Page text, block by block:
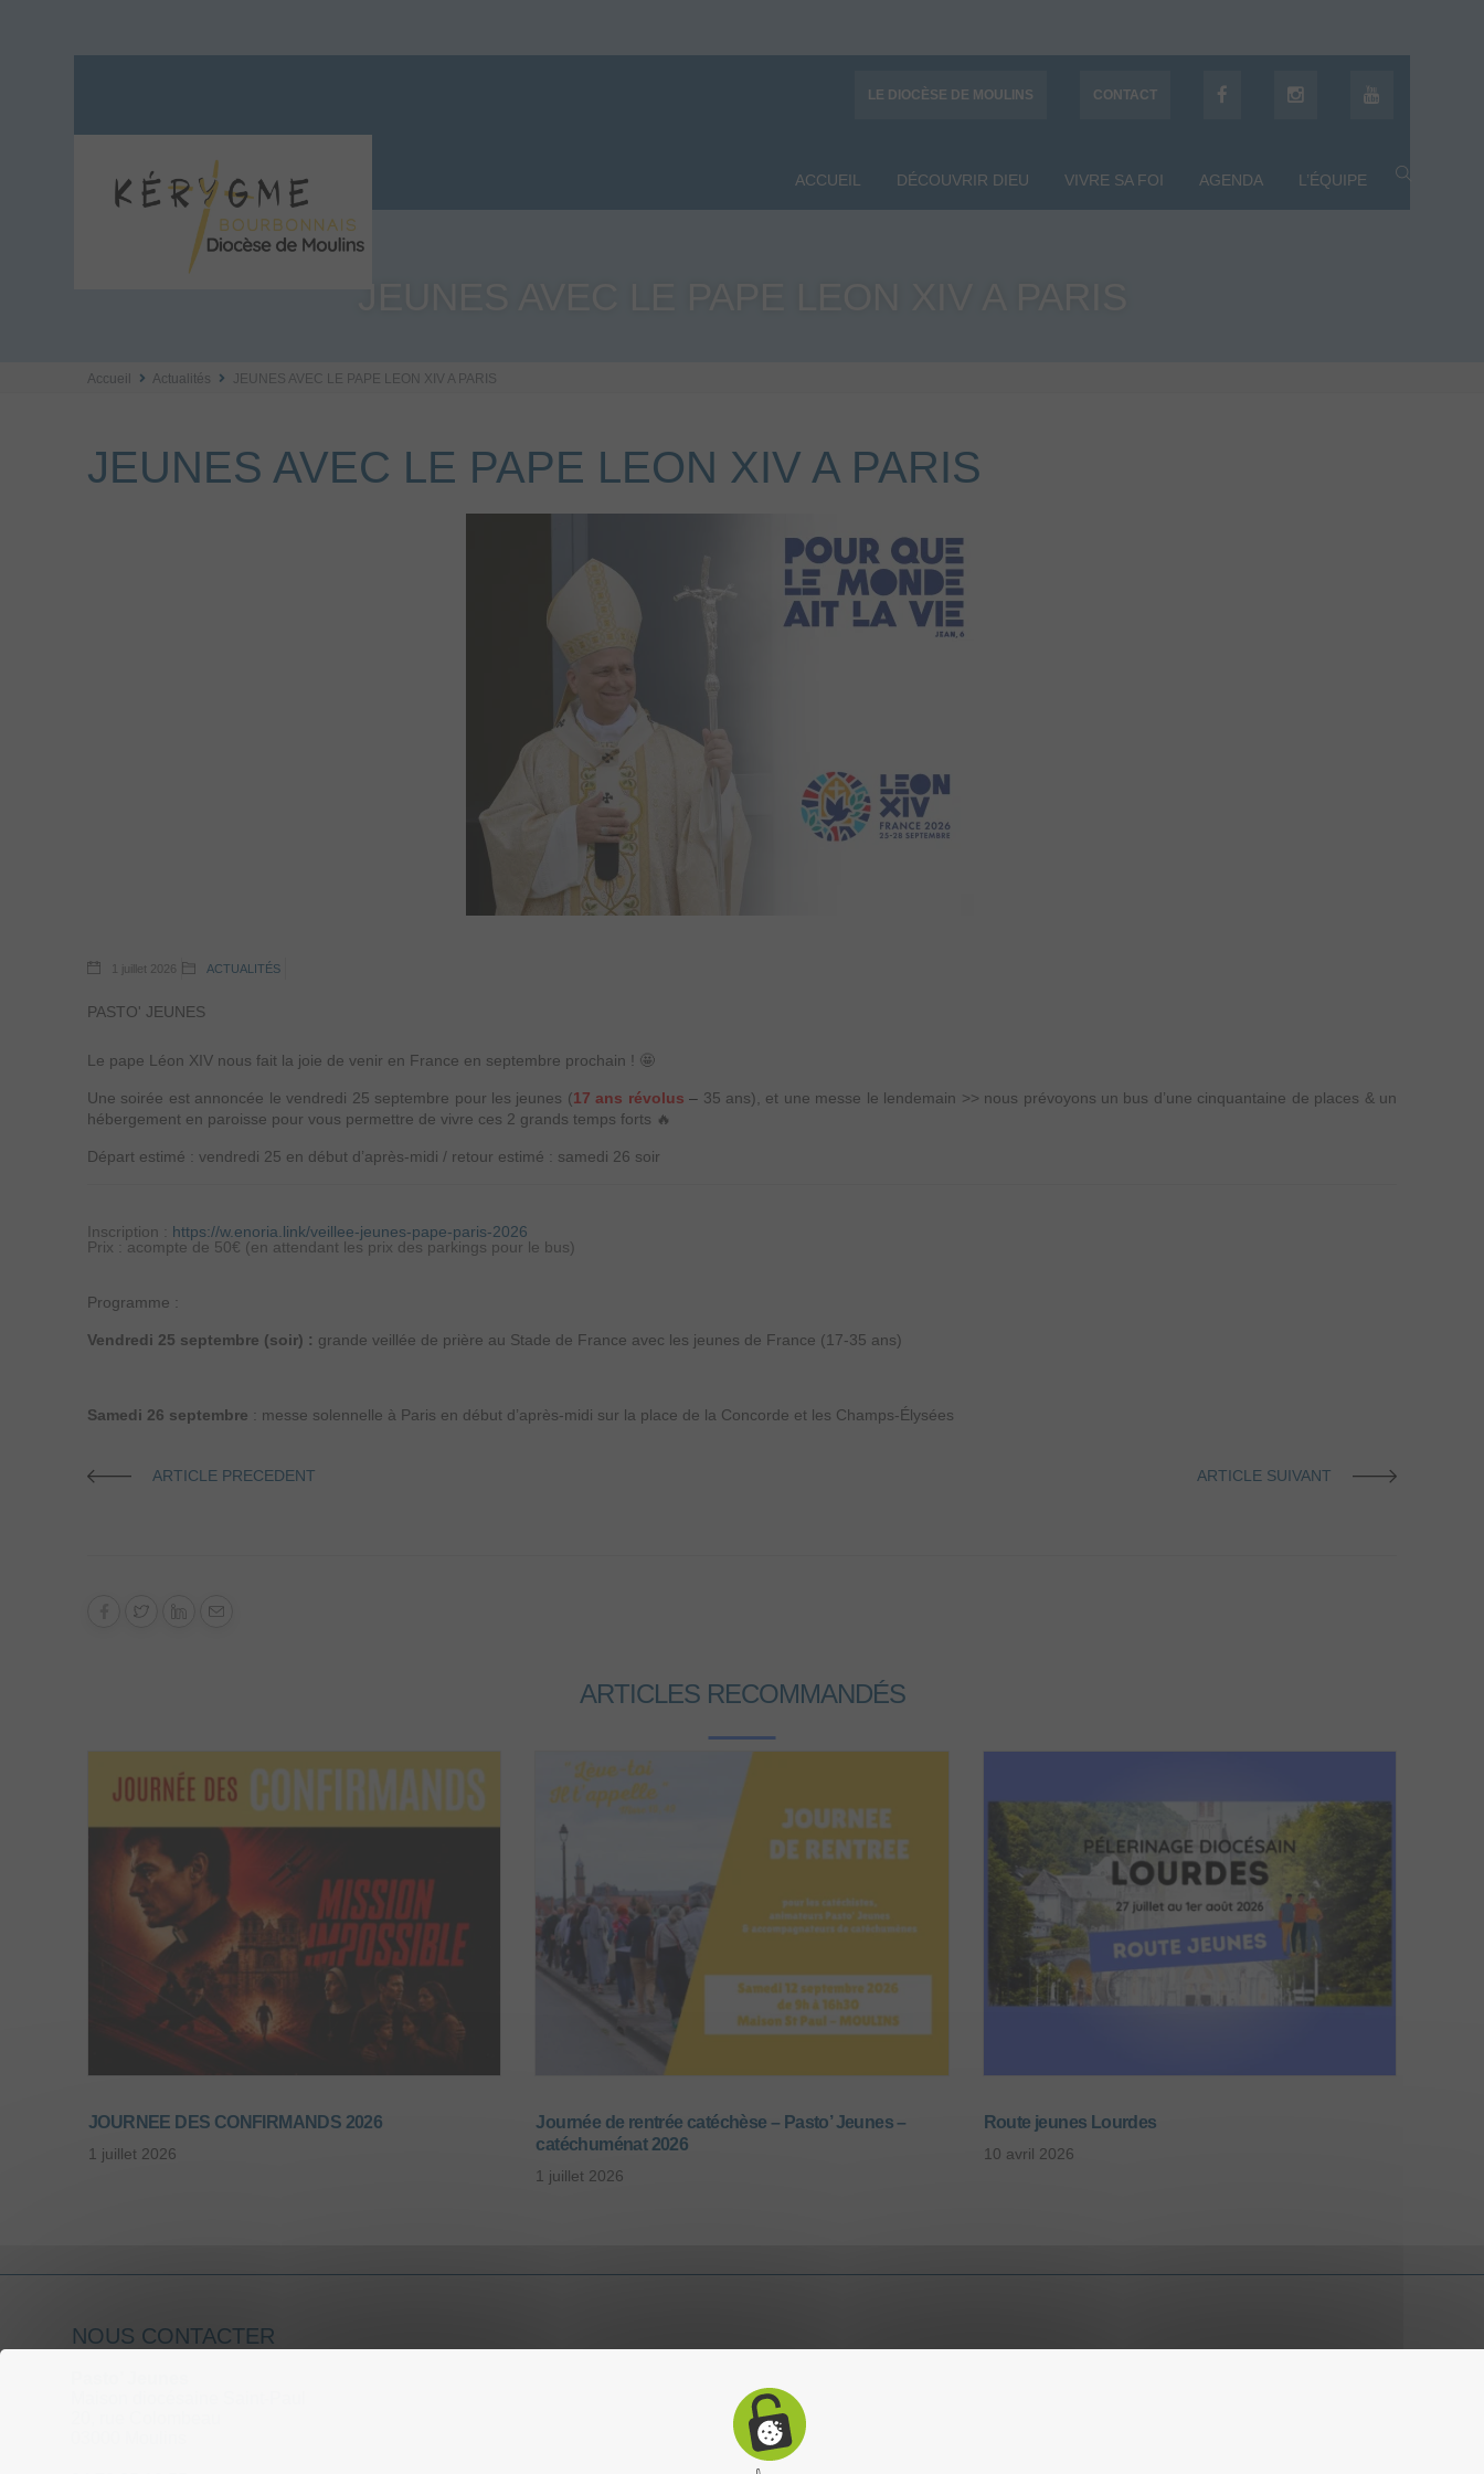
LE DIOCÈSE DE MOULINS CONTACT
ACCUEIL DÉCOUVRIR DIEU VIVRE SA FOI AGENDA L’ÉQUIPE
Accueil Actualités JEUNES AVEC LE PAPE LEON XIV A PARIS
JEUNES AVEC LE PAPE LEON XIV A PARIS
1 juillet 2026 ACTUALITÉS
PASTO' JEUNES
Le pape Léon XIV nous fait la joie de venir en France en septembre prochain ! 🤩
Une soirée est annoncée le vendredi 25 septembre pour les jeunes (17 ans révolus – 35 ans), et une messe le lendemain >> nous prévoyons un bus d’une cinquantaine de places & un
hébergement en paroisse pour vous permettre de vivre ces 2 grands temps forts 🔥
Départ estimé : vendredi 25 en début d’après-midi / retour estimé : samedi 26 soir
Inscription : https://w.enoria.link/veillee-jeunes-pape-paris-2026
Prix : acompte de 50€ (en attendant les prix des parkings pour le bus)
Programme :
Vendredi 25 septembre (soir) : grande veillée de prière au Stade de France avec les jeunes de France (17-35 ans)
Samedi 26 septembre : messe solennelle à Paris en début d’après-midi sur la place de la Concorde et les Champs-Élysées
ARTICLE PRECEDENT ARTICLE SUIVANT
ARTICLES RECOMMANDÉS
JOURNEE DES CONFIRMANDS 2026
1 juillet 2026
Journée de rentrée catéchèse – Pasto’ Jeunes –
catéchuménat 2026
1 juillet 2026
Route jeunes Lourdes
10 avril 2026
NOUS CONTACTER